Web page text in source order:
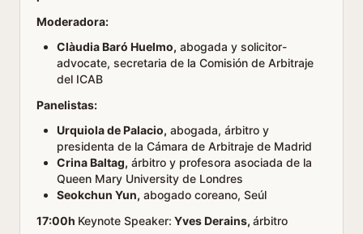
Moderadora:
Clàudia Baró Huelmo, abogada y solicitor-
advocate, secretaria de la Comisión de Arbitraje
del ICAB
Panelistas:
Urquiola de Palacio, abogada, árbitro y
presidenta de la Cámara de Arbitraje de Madrid
Crina Baltag, árbitro y profesora asociada de la
Queen Mary University de Londres
Seokchun Yun, abogado coreano, Seúl
17:00h Keynote Speaker: Yves Derains, árbitro